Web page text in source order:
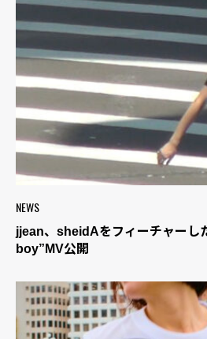
NEWS
jjean、sheidAをフィーチャーし
boy”MV公開